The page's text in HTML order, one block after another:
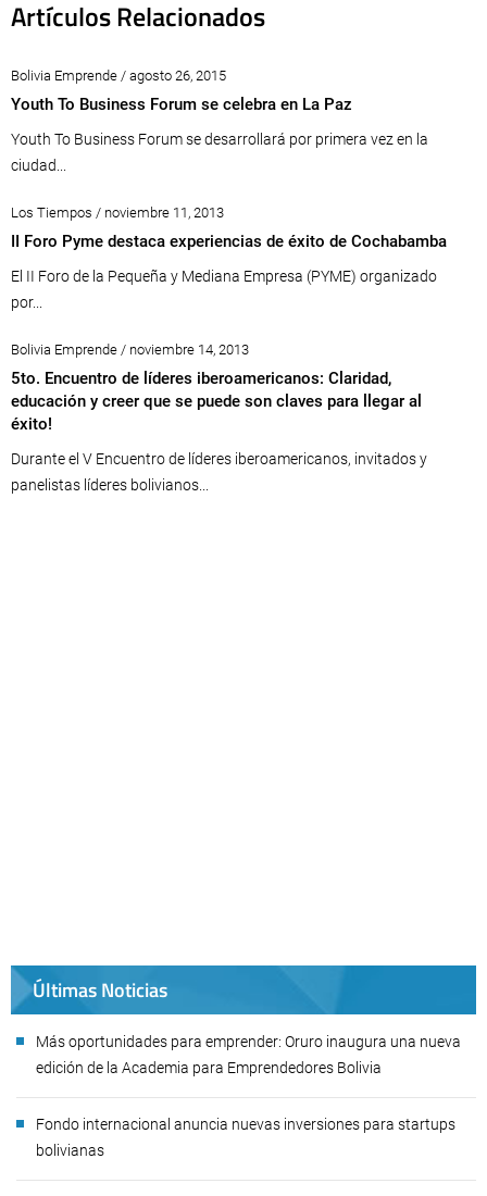
Artículos Relacionados
Bolivia Emprende / agosto 26, 2015
Youth To Business Forum se celebra en La Paz
Youth To Business Forum se desarrollará por primera vez en la
ciudad...
Los Tiempos / noviembre 11, 2013
II Foro Pyme destaca experiencias de éxito de Cochabamba
El II Foro de la Pequeña y Mediana Empresa (PYME) organizado
por...
Bolivia Emprende / noviembre 14, 2013
5to. Encuentro de líderes iberoamericanos: Claridad,
educación y creer que se puede son claves para llegar al
éxito!
Durante el V Encuentro de líderes iberoamericanos, invitados y
panelistas líderes bolivianos...
Últimas Noticias
Más oportunidades para emprender: Oruro inaugura una nueva
edición de la Academia para Emprendedores Bolivia
Fondo internacional anuncia nuevas inversiones para startups
bolivianas